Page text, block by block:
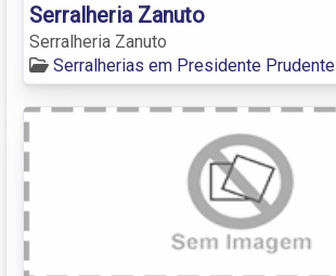
Serralheria Zanuto
Serralheria Zanuto
Serralherias em Presidente Prudente